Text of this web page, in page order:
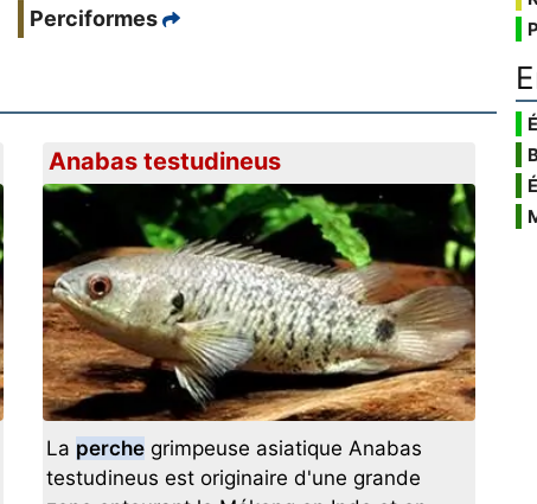
Perciformes
Anabas testudineus
La perchegrimpeuse asiatique Anabas
testudineus est originaire d'une grande